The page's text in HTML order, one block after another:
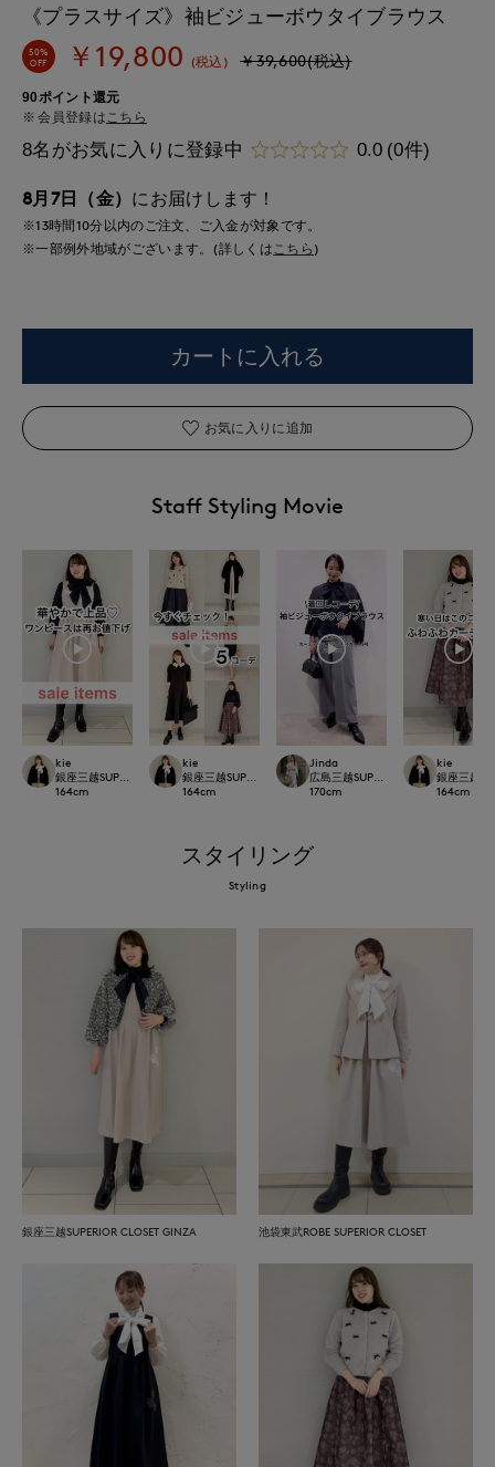
《プラスサイズ》袖ビジューボウタイブラウス
50%
OFF ￥19,800 (税込) ￥39,600(税込)
90ポイント還元
会員登録はこちら
8名がお気に入りに登録中 0.0 (0件)
8月7日（金） にお届けします！
※13時間10分以内のご注文、ご入金が対象です。
※一部例外地域がございます。(詳しくは こちら )
カートに入れる
お気に入りに追加
Staff Styling Movie
kie
銀座三越SUPERIOR CLOSET GINZA
164cm
kie
銀座三越SUPERIOR CLOSET GINZA
164cm
Jinda
広島三越SUPERIORCLOSET
170cm
kie
銀座三越
164cm
スタイリング
Styling
銀座三越SUPERIOR CLOSET GINZA 池袋東武ROBE SUPERIOR CLOSET